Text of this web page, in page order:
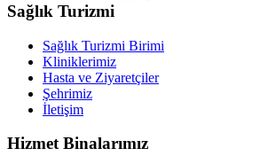
Sağlık Turizmi
Sağlık Turizmi Birimi
Kliniklerimiz
Hasta ve Ziyaretçiler
Şehrimiz
İletişim
Hizmet Binalarımız